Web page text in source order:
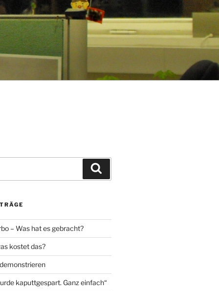
– Was hat es gebracht?
kostet das?
kaputtgespart. Ganz einfach“